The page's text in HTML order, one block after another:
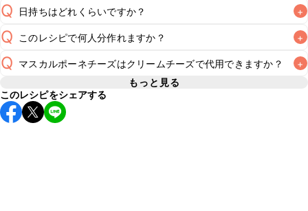
Q 日持ちはどれくらいですか？ +
A
保存期間は冷凍で当日中が目安です。なるべくお早めにお召
こちらの注意事項をご確認の上、正し
Q このレシピで何人分作れますか？ +
直径17cmのケーキ型を使用する場合、6~8人分が目安です。
お召し上がりになる人数に合わせてカット数をご変更くださ
い。
Q マスカルポーネチーズはクリームチーズで代用できますか？ +
A 風味は大きく変わりますが、マスカルポーネチーズはクリー
もっと見る
このレシピをシェアする